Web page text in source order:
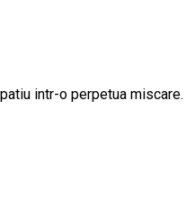
intr-o perpetua miscare.